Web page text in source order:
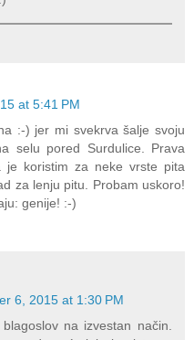
at 5:41 PM
:-) jer mi svekrva šalje svoju
selu pored Surdulice. Prava
je koristim za neke vrste pita
za lenju pitu. Probam uskoro!
genije! :-)
6, 2015 at 1:30 PM
na izvestan način.